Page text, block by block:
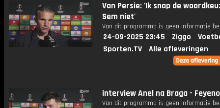
Van Persie: 'Ik snap de
Sem niet'
Van dit programma is geen informatie
24-09-2025 23:45 Ziggo
Sporten.TV
Alle afleveringen
interview Anel na Braga -
Van dit programma is geen informatie